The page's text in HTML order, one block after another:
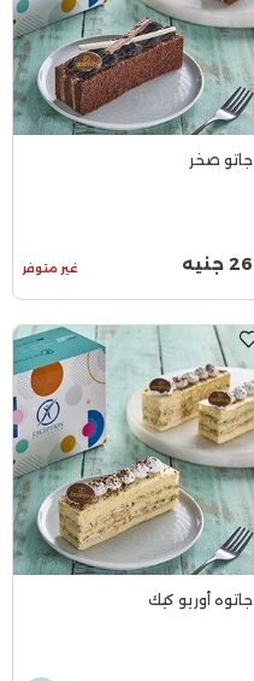
جاتو صخر
26 جنيه غير متوفر
جاتوه أوريو كيك